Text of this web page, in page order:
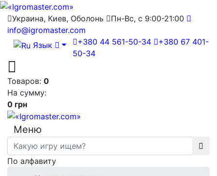
Украина, Киев, Оболонь
Пн-Вс, с 9:00-21:00
info@igromaster.com
Язык
+380 44 561-50-34
+380 67 401-
50-34
Товаров: 0
На сумму:
0 грн
Меню
По алфавиту